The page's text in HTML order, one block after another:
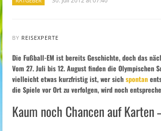
BY REISEXPERTE
Die Fußball-EM ist bereits Geschichte, doch das
Vom 27. Juli bis 12. August finden die Olympischen
vielleicht etwas kurzfristig ist, wer sichspontan
die Spiele vor Ort zu verfolgen, wird noch
Kaum noch Chancen auf